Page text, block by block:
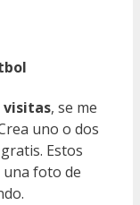
visitas, se me
uno o dos
Estos
foto de